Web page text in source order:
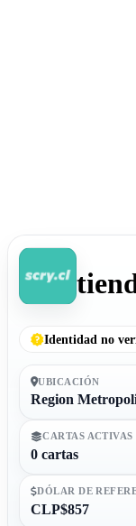
Identidad no
UBICACIÓN
Region
CARTAS ACTIVAS
0 cartas
DÓLAR DE
CLP$857